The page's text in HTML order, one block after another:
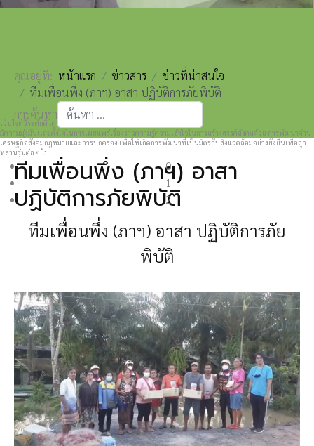
เว็บไซต์วีระศักดิ์ โควสุรัตน์ www.weerasak.org
มีความมุ่งมั่นเเละตั้งใจในการเผยแพร่เรื่องราวความรู้ความเข้าใจในการสร้างสรรค์สังคมด้วย การพัฒนาด้าน
เศรษฐกิจสังคมกฎหมายและการปกครอง เพื่อให้เกิดการพัฒนาที่เป็นมิตรกับสิ่งแวดล้อมอย่างยั่งยืนเพื่อลูก
หลานรุ่นต่อ ๆ ไป
0
1
2
คุณอยู่ที่: หน้าแรก ข่าวสาร
ข่าวที่น่าสนใจ
ทีมเพื่อนพึ่ง (ภาฯ) อาสา ปฏิบัติการภัยพิบัติ
การค้นหา
Type 2 or more characters for results.
ทีมเพื่อนพึ่ง (ภาฯ) อาสา
ปฏิบัติการภัยพิบัติ
ทีมเพื่อนพึ่ง (ภาฯ) อาสา ปฏิบัติการภัย
พิบัติ